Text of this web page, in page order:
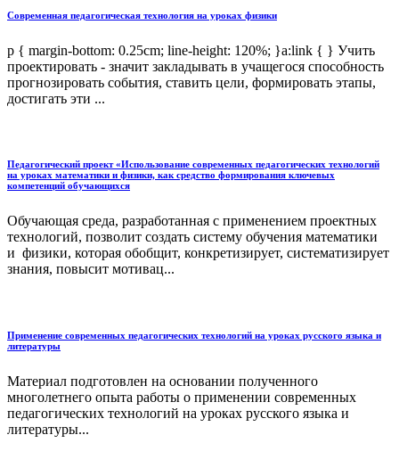
Современная педагогическая технология на уроках физики
p { margin-bottom: 0.25cm; line-height: 120%; }a:link { } Учить
проектировать - значит закладывать в учащегося способность
прогнозировать события, ставить цели, формировать этапы,
достигать эти ...
Педагогический проект «Использование современных педагогических технологий
на уроках математики и физики, как средство формирования ключевых
компетенций обучающихся
Обучающая среда, разработанная с применением проектных
технологий, позволит создать систему обучения математики
и физики, которая обобщит, конкретизирует, систематизирует
знания, повысит мотивац...
Применение современных педагогических технологий на уроках русского языка и
литературы
Материал подготовлен на основании полученного
многолетнего опыта работы о применении современных
педагогических технологий на уроках русского языка и
литературы...